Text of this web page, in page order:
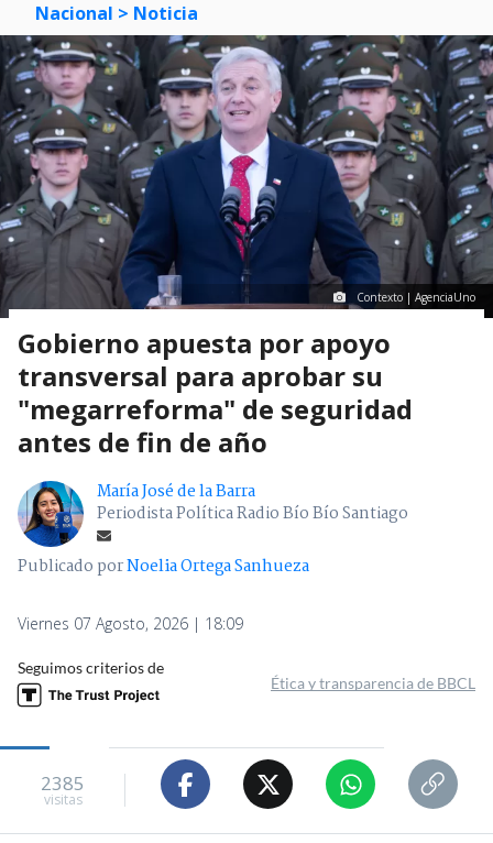
Nacional > Noticia
Contexto | AgenciaUno
Gobierno apuesta por apoyo
transversal para aprobar su
"megarreforma" de seguridad
antes de fin de año
María José de la Barra
Periodista Política Radio Bío Bío Santiago
Publicado porNoelia Ortega Sanhueza
Viernes 07 Agosto, 2026 | 18:09
Seguimos criterios de
Ética y transparencia de BBCL
2385
visitas